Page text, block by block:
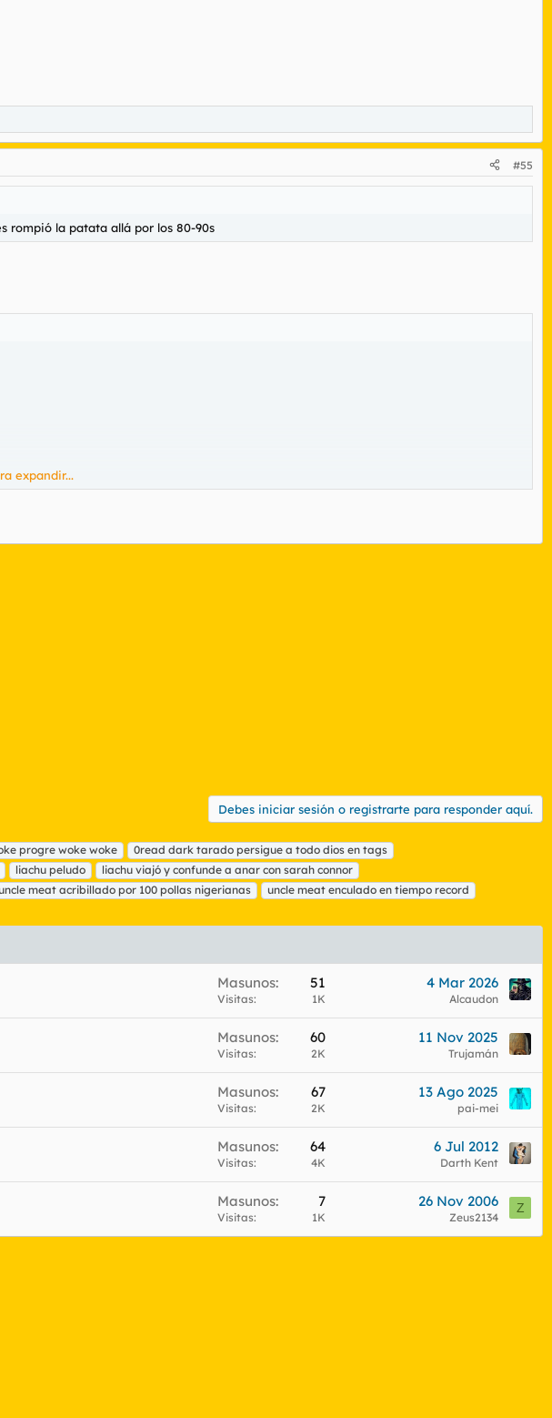
#55
rompió la patata allá por los 80-90s
expandir...
Debes iniciar sesión o registrarte para responder aquí.
progre woke woke
0read dark tarado persigue a todo dios en tags
liachu peludo
liachu viajó y confunde a anar con sarah connor
meat acribillado por 100 pollas nigerianas
uncle meat enculado en tiempo record
Masunos 51
Visitas 1K
4 Mar 2026
Alcaudon
Masunos 60
Visitas 2K
11 Nov 2025
Trujamán
Masunos 67
Visitas 2K
13 Ago 2025
pai-mei
Masunos 64
Visitas 4K
6 Jul 2012
Darth Kent
Masunos 7
Visitas 1K
26 Nov 2006
Zeus2134
Z